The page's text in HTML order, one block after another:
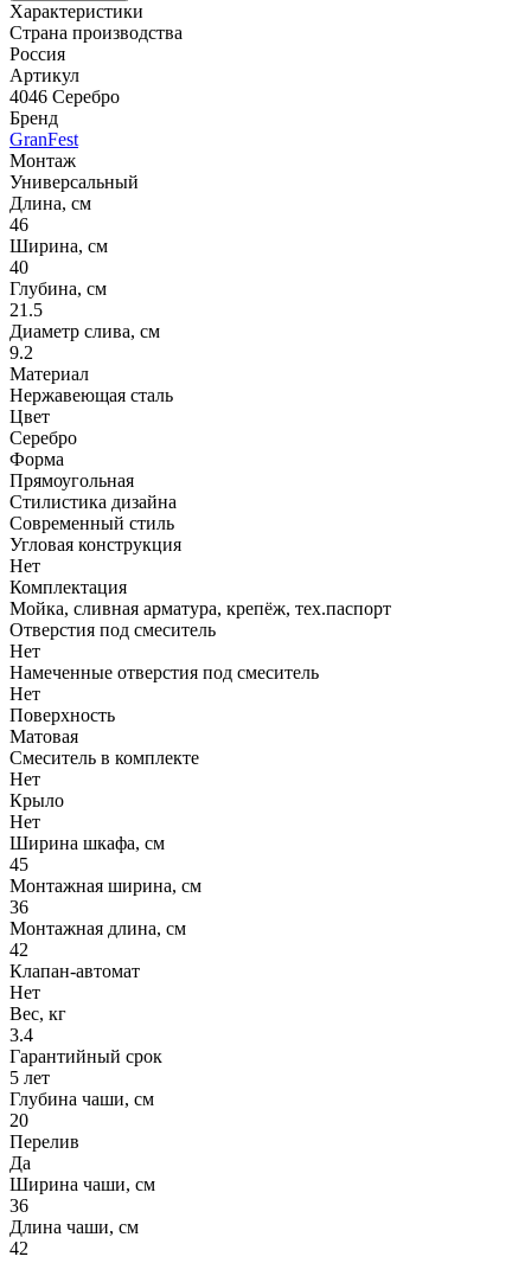
Характеристики
Страна производства
Россия
Артикул
4046 Серебро
Бренд
GranFest
Монтаж
Универсальный
Длина, см
46
Ширина, см
40
Глубина, см
21.5
Диаметр слива, см
9.2
Материал
Нержавеющая сталь
Цвет
Серебро
Форма
Прямоугольная
Стилистика дизайна
Современный стиль
Угловая конструкция
Нет
Комплектация
Мойка, сливная арматура, крепёж, тех.паспорт
Отверстия под смеситель
Нет
Намеченные отверстия под смеситель
Нет
Поверхность
Матовая
Смеситель в комплекте
Нет
Крыло
Нет
Ширина шкафа, см
45
Монтажная ширина, см
36
Монтажная длина, см
42
Клапан-автомат
Нет
Вес, кг
3.4
Гарантийный срок
5 лет
Глубина чаши, см
20
Перелив
Да
Ширина чаши, см
36
Длина чаши, см
42